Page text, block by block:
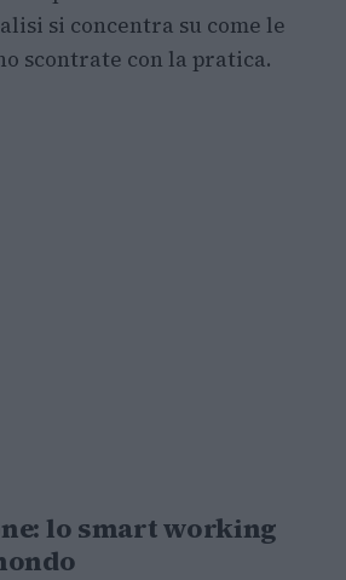
si concentra su come le
scontrate con la pratica.
lo smart working